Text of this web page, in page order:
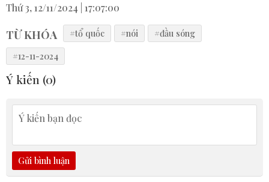
Thứ 3, 12/11/2024 | 17:07:00
TỪ KHÓA #tổ quốc #nói
#đầu sóng
#12-11-2024
Ý kiến (0)
Gửi bình luận